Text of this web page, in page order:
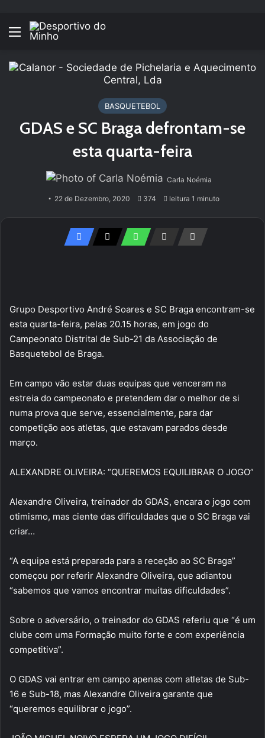
Menu
BASQUETEBOL
GDAS e SC Braga defrontam-se
esta quarta-feira
Carla Noémia
22 de Dezembro, 2020 374 leitura 1 minuto
Grupo Desportivo André Soares e SC Braga encontram-se
esta quarta-feira, pelas 20.15 horas, em jogo do
Campeonato Distrital de Sub-21 da Associação de
Basquetebol de Braga.
Em campo vão estar duas equipas que venceram na
estreia do campeonato e pretendem dar o melhor de si
numa prova que serve, essencialmente, para dar
competição aos atletas, que estavam parados desde
março.
ALEXANDRE OLIVEIRA: “QUEREMOS EQUILIBRAR O JOGO”
Alexandre Oliveira, treinador do GDAS, encara o jogo com
otimismo, mas ciente das dificuldades que o SC Braga vai
criar…
“A equipa está preparada para a receção ao SC Braga”
começou por referir Alexandre Oliveira, que adiantou
“sabemos que vamos encontrar muitas dificuldades”.
Sobre o adversário, o treinador do GDAS referiu que “é um
clube com uma Formação muito forte e com experiência
competitiva”.
O GDAS vai entrar em campo apenas com atletas de Sub-
16 e Sub-18, mas Alexandre Oliveira garante que
“queremos equilibrar o jogo”.